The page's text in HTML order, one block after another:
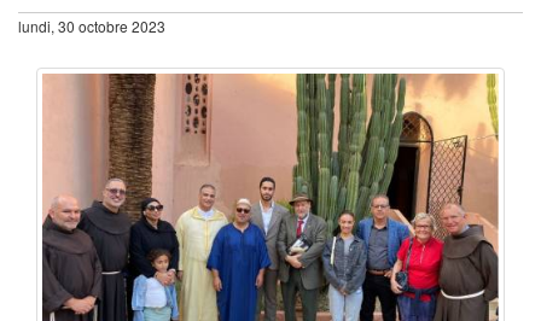
lundi, 30 octobre 2023